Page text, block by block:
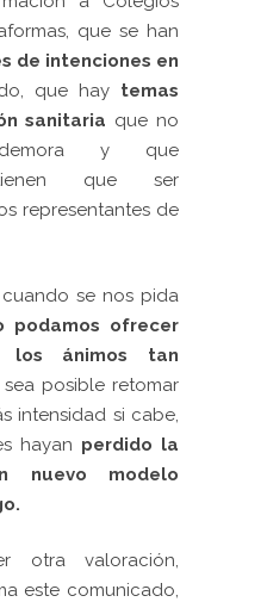
que se han
de intenciones en
que hay temas
sanitaria que no
y que
tienen que ser
representantes de
se nos pida
podamos ofrecer
los ánimos tan
posible retomar
intensidad si cabe,
hayan perdido la
nuevo modelo
otra valoración,
este comunicado,